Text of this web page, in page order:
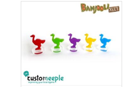
la
página